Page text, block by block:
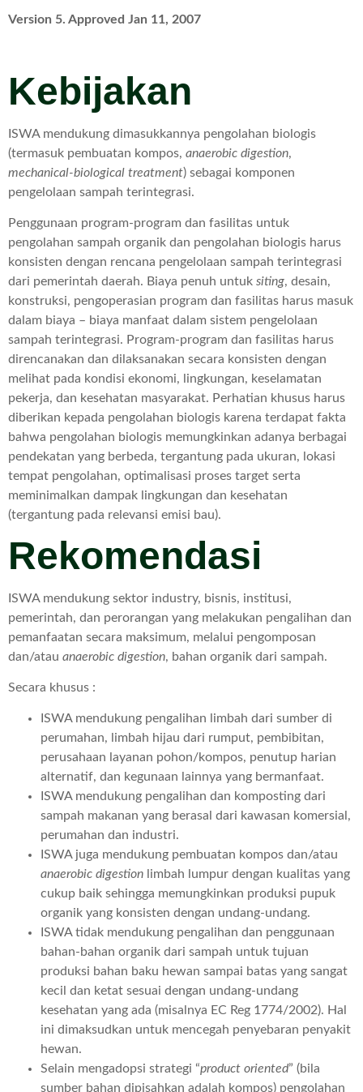
Version 5. Approved Jan 11, 2007
Kebijakan
ISWA mendukung dimasukkannya pengolahan biologis
(termasuk pembuatan kompos, anaerobic digestion,
mechanical-biological treatment) sebagai komponen
pengelolaan sampah terintegrasi.
Penggunaan program-program dan fasilitas untuk
pengolahan sampah organik dan pengolahan biologis harus
konsisten dengan rencana pengelolaan sampah terintegrasi
dari pemerintah daerah. Biaya penuh untuk siting, desain,
konstruksi, pengoperasian program dan fasilitas harus masuk
dalam biaya – biaya manfaat dalam sistem pengelolaan
sampah terintegrasi. Program-program dan fasilitas harus
direncanakan dan dilaksanakan secara konsisten dengan
melihat pada kondisi ekonomi, lingkungan, keselamatan
pekerja, dan kesehatan masyarakat. Perhatian khusus harus
diberikan kepada pengolahan biologis karena terdapat fakta
bahwa pengolahan biologis memungkinkan adanya berbagai
pendekatan yang berbeda, tergantung pada ukuran, lokasi
tempat pengolahan, optimalisasi proses target serta
meminimalkan dampak lingkungan dan kesehatan
(tergantung pada relevansi emisi bau).
Rekomendasi
ISWA mendukung sektor industry, bisnis, institusi,
pemerintah, dan perorangan yang melakukan pengalihan dan
pemanfaatan secara maksimum, melalui pengomposan
dan/atau anaerobic digestion, bahan organik dari sampah.
Secara khusus :
ISWA mendukung pengalihan limbah dari sumber di
perumahan, limbah hijau dari rumput, pembibitan,
perusahaan layanan pohon/kompos, penutup harian
alternatif, dan kegunaan lainnya yang bermanfaat.
ISWA mendukung pengalihan dan komposting dari
sampah makanan yang berasal dari kawasan komersial,
perumahan dan industri.
ISWA juga mendukung pembuatan kompos dan/atau
anaerobic digestion limbah lumpur dengan kualitas yang
cukup baik sehingga memungkinkan produksi pupuk
organik yang konsisten dengan undang-undang.
ISWA tidak mendukung pengalihan dan penggunaan
bahan-bahan organik dari sampah untuk tujuan
produksi bahan baku hewan sampai batas yang sangat
kecil dan ketat sesuai dengan undang-undang
kesehatan yang ada (misalnya EC Reg 1774/2002). Hal
ini dimaksudkan untuk mencegah penyebaran penyakit
hewan.
Selain mengadopsi strategi “product oriented” (bila
sumber bahan dipisahkan adalah kompos) pengolahan